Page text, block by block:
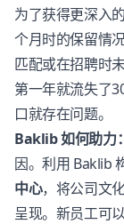
为了获得更深入
个月时的保留情
匹配或在招聘时
第一年就流失了
口就存在问题。
Baklib 如何助力：
因。利用 Baklib
中心，将公司文
呈现。新员工可